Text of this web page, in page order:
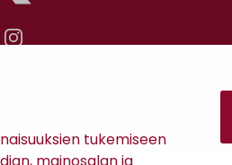
tukemiseen